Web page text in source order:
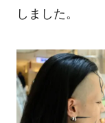
しました。